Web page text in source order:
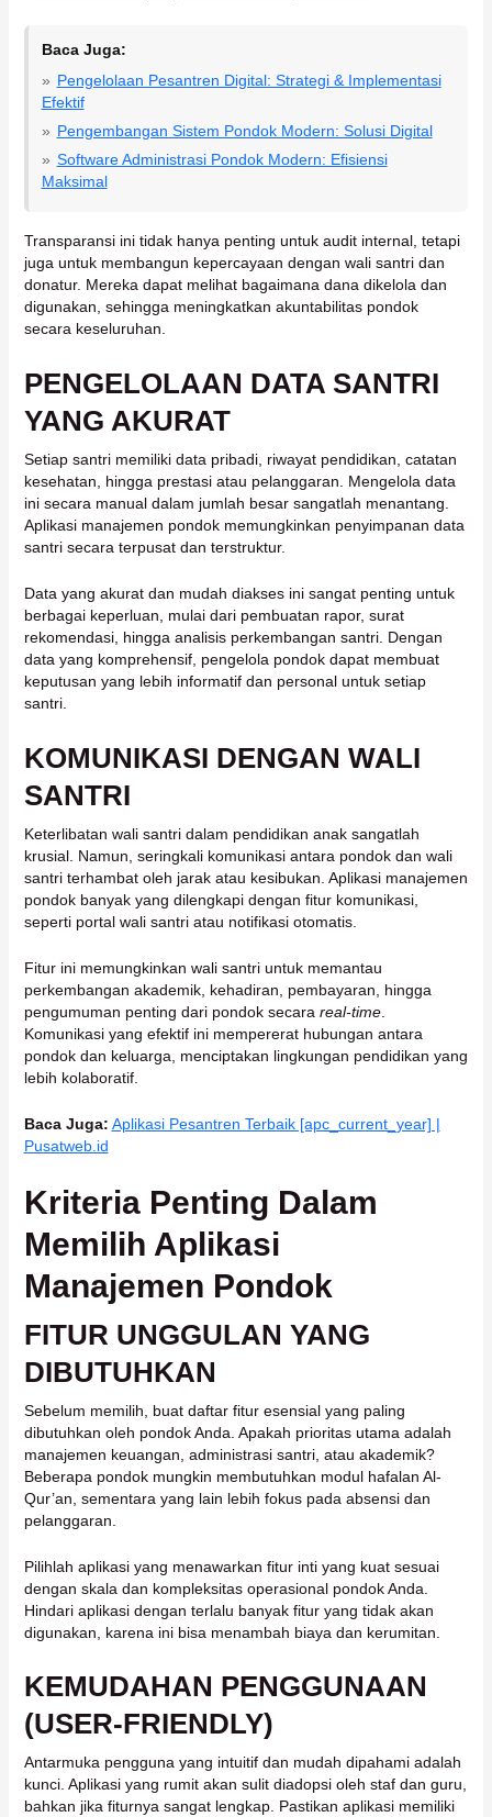
Baca Juga:
Pengelolaan Pesantren Digital: Strategi & Implementasi
Efektif
Pengembangan Sistem Pondok Modern: Solusi Digital
Software Administrasi Pondok Modern: Efisiensi
Maksimal
Transparansi ini tidak hanya penting untuk audit internal, tetapi
juga untuk membangun kepercayaan dengan wali santri dan
donatur. Mereka dapat melihat bagaimana dana dikelola dan
digunakan, sehingga meningkatkan akuntabilitas pondok
secara keseluruhan.
PENGELOLAAN DATA SANTRI
YANG AKURAT
Setiap santri memiliki data pribadi, riwayat pendidikan, catatan
kesehatan, hingga prestasi atau pelanggaran. Mengelola data
ini secara manual dalam jumlah besar sangatlah menantang.
Aplikasi manajemen pondok memungkinkan penyimpanan data
santri secara terpusat dan terstruktur.
Data yang akurat dan mudah diakses ini sangat penting untuk
berbagai keperluan, mulai dari pembuatan rapor, surat
rekomendasi, hingga analisis perkembangan santri. Dengan
data yang komprehensif, pengelola pondok dapat membuat
keputusan yang lebih informatif dan personal untuk setiap
santri.
KOMUNIKASI DENGAN WALI
SANTRI
Keterlibatan wali santri dalam pendidikan anak sangatlah
krusial. Namun, seringkali komunikasi antara pondok dan wali
santri terhambat oleh jarak atau kesibukan. Aplikasi manajemen
pondok banyak yang dilengkapi dengan fitur komunikasi,
seperti portal wali santri atau notifikasi otomatis.
Fitur ini memungkinkan wali santri untuk memantau
perkembangan akademik, kehadiran, pembayaran, hingga
pengumuman penting dari pondok secara real-time.
Komunikasi yang efektif ini mempererat hubungan antara
pondok dan keluarga, menciptakan lingkungan pendidikan yang
lebih kolaboratif.
Baca Juga: Aplikasi Pesantren Terbaik [apc_current_year] |
Pusatweb.id
Kriteria Penting Dalam
Memilih Aplikasi
Manajemen Pondok
FITUR UNGGULAN YANG
DIBUTUHKAN
Sebelum memilih, buat daftar fitur esensial yang paling
dibutuhkan oleh pondok Anda. Apakah prioritas utama adalah
manajemen keuangan, administrasi santri, atau akademik?
Beberapa pondok mungkin membutuhkan modul hafalan Al-
Qur’an, sementara yang lain lebih fokus pada absensi dan
pelanggaran.
Pilihlah aplikasi yang menawarkan fitur inti yang kuat sesuai
dengan skala dan kompleksitas operasional pondok Anda.
Hindari aplikasi dengan terlalu banyak fitur yang tidak akan
digunakan, karena ini bisa menambah biaya dan kerumitan.
KEMUDAHAN PENGGUNAAN
(USER-FRIENDLY)
Antarmuka pengguna yang intuitif dan mudah dipahami adalah
kunci. Aplikasi yang rumit akan sulit diadopsi oleh staf dan guru,
bahkan jika fiturnya sangat lengkap. Pastikan aplikasi memiliki